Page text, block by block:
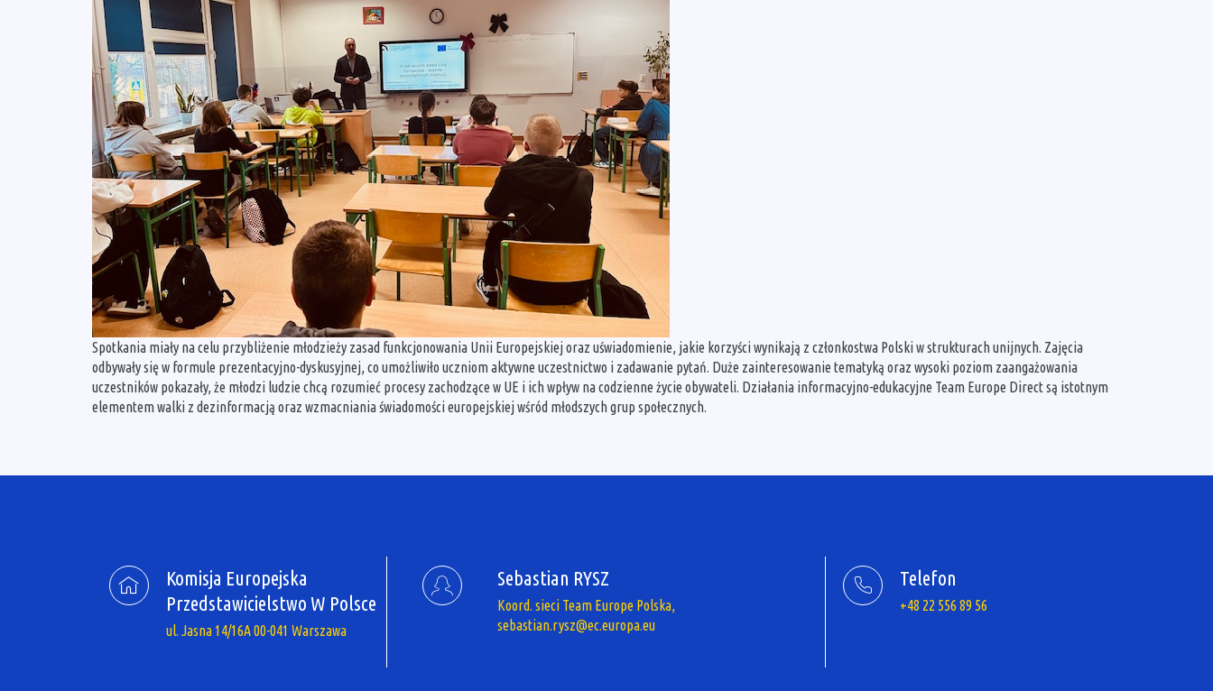
Spotkania miały na celu przybliżenie młodzieży zasad funkcjonowania Unii Europejskiej oraz uświadomienie, jakie korzyści wynikają z członkostwa Polski w strukturach unijnych. Zajęcia
odbywały się w formule prezentacyjno-dyskusyjnej, co umożliwiło uczniom aktywne uczestnictwo i zadawanie pytań. Duże zainteresowanie tematyką oraz wysoki poziom zaangażowania
uczestników pokazały, że młodzi ludzie chcą rozumieć procesy zachodzące w UE i ich wpływ na codzienne życie obywateli. Działania informacyjno-edukacyjne Team Europe Direct są istotnym
elementem walki z dezinformacją oraz wzmacniania świadomości europejskiej wśród młodszych grup społecznych.
Komisja Europejska
Przedstawicielstwo W Polsce
ul. Jasna 14/16A 00-041 Warszawa
Sebastian RYSZ
Koord. sieci Team Europe Polska,
sebastian.rysz@ec.europa.eu
Telefon
+48 22 556 89 56